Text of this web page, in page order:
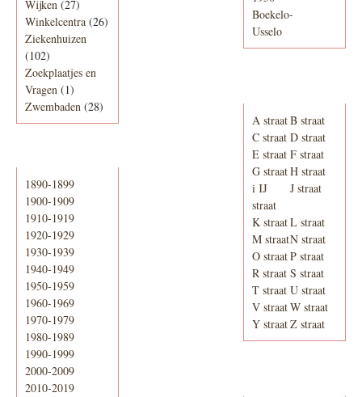
Wijken (27)
Winkelcentra (26)
Ziekenhuizen
(102)
Zoekplaatjes en
Vragen (1)
Zwembaden (28)
1890-1899
1900-1909
1910-1919
1920-1929
1930-1939
1940-1949
1950-1959
1960-1969
1970-1979
1980-1989
1990-1999
2000-2009
2010-2019
Boekelo-
Usselo
A straatB straat
C straat D straat
E straat F straat
G straatH straat
i IJ
straat
J straat
K straatL straat
M straatN straat
O straatP straat
R straat S straat
T straat U straat
V straatW straat
Y straatZ straat